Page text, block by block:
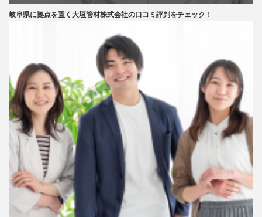
岐阜県に拠点を置く大垣管材株式会社の口コミ評判をチェック！